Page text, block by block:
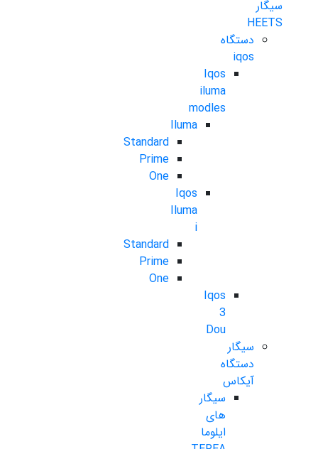
سیگار
HEETS
دستگاه
iqos
Iqos
iluma
modles
Iluma
Standard
Prime
One
Iqos
Iluma
i
Standard
Prime
One
Iqos
3
Dou
سیگار
دستگاه
آیکاس
سیگار
های
ایلوما